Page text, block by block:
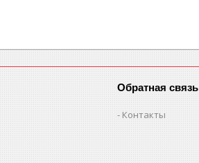
Обратная связь
Контакты